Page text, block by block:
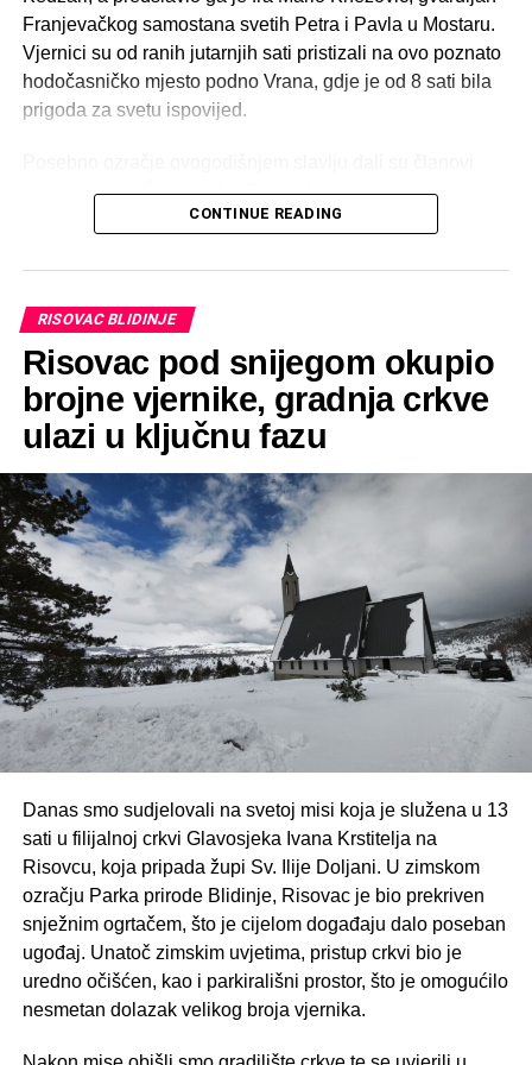
Franjevačkog samostana svetih Petra i Pavla u Mostaru.
Vjernici su od ranih jutarnjih sati pristizali na ovo poznato
hodočasničko mjesto podno Vrana, gdje je od 8 sati bila
prigoda za svetu ispovijed.
etno skupine „Čuvarice“ iz Rame, koji su svojim
liturgijskim pjevanjem dodatno obogatili euharistijsko
Marija Barišić.
Divin dan već desetljećima okuplja brojne vjernike i
hodočasnike, a prva nedjelja nakon blagdana svetih
Petra i Pavla postala je duboko ukorijenjena tradicija
hrvatskog naroda ovoga kraja. Kedžara je i ove godine
bila mjesto susreta obitelji, prijatelja i svih onih koji u tišini
planine traže mir, utjehu i duhovnu snagu.
Mnogi su hodočasnici na Kedžaru stigli pješice,
nastavljajući višestoljetnu tradiciju hodočašća Divinu
grobu. Okupljeni vjernici u svojim su molitvama posebno
preporučili svoje obitelji, mlade i hrvatski narod, moleći
zagovor Dive Grabovčeve.
I ovogodišnje hodočašće još je jednom potvrdilo da
Kedžara nije samo mjesto sjećanja na Divu Grabovčevu,
nego i snažno duhovno središte koje iz godine u godinu
okuplja sve veći broj vjernika, čuvajući uspomenu na
djevojku koja je svojim životom postala trajni simbol vjere,
čistoće i vjernosti.
CONTINUE READING
RISOVAC BLIDINJE
Risovac pod snijegom okupio
brojne vjernike, gradnja crkve
ulazi u ključnu fazu
Danas smo sudjelovali na svetoj misi koja je služena u 13
sati u filijalnoj crkvi Glavosjeka Ivana Krstitelja na
Risovcu, koja pripada župi Sv. Ilije Doljani. U zimskom
ozračju Parka prirode Blidinje, Risovac je bio prekriven
snježnim ogrtačem, što je cijelom događaju dalo poseban
ugođaj. Unatoč zimskim uvjetima, pristup crkvi bio je
uredno očišćen, kao i parkirališni prostor, što je omogućilo
nesmetan dolazak velikog broja vjernika.